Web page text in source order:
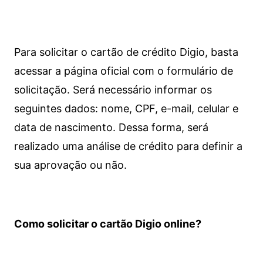
Para solicitar o cartão de crédito Digio, basta
acessar a página oficial com o formulário de
solicitação. Será necessário informar os
seguintes dados: nome, CPF, e-mail, celular e
data de nascimento. Dessa forma, será
realizado uma análise de crédito para definir a
sua aprovação ou não.
Como solicitar o cartão Digio online?